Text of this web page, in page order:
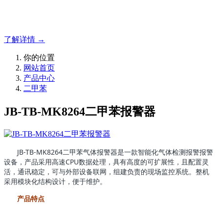
了解详情 →
你的位置
网站首页
产品中心
二甲苯
JB-TB-MK8264二甲苯报警器
JB-TB-MK8264二甲苯气体报警器是一款智能化气体检测报警报警
设备，产品采用高速CPU数据处理，具有高度的可扩展性，且配置灵
活，通讯稳定，可与外部设备联网，组建负责的现场监控系统。整机
采用模块化结构设计，便于维护。
产品特点